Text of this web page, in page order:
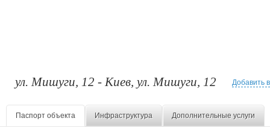
ул. Мишуги, 12 - Киев, ул. Мишуги, 12 Добавить
Паспорт объекта Инфраструктура Дополнительные услуги